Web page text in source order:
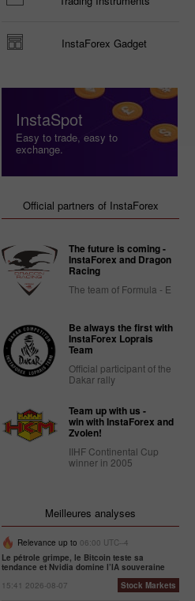
InstaForex Gadget
InstaSpot
Easy to trade, easy to
exchange.
Official partners of InstaForex
The future is coming -
InstaForex and Dragon
Racing
The team of Formula - E
Be always the first with
InstaForex Loprais
Team
Official participant of the
Dakar rally
Team up with us -
win with InstaForex and
Zvolen!
IIHF Continental Cup
winner in 2005
Meilleures analyses
Relevance up to 06:00 UTC--4
Le pétrole grimpe, le Bitcoin teste sa
tendance et Nvidia domine l’IA souveraine
15:41 2026-08-07
Stock Markets